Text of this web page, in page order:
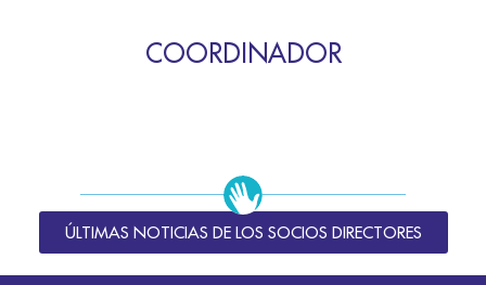
COORDINADOR
ÚLTIMAS NOTICIAS DE LOS SOCIOS DIRECTORES